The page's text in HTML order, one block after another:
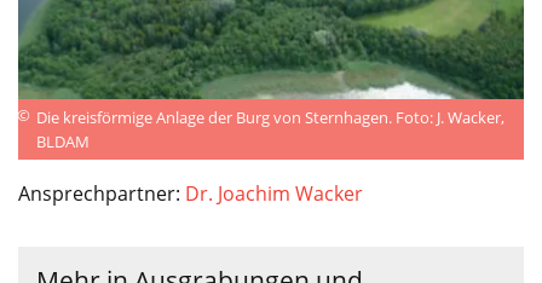
© Die kreisförmige Anlage der Burg von Sternhagen. Foto: J. Wacker,
BLDAM
Ansprechpartner: Dr. Joachim Wacker